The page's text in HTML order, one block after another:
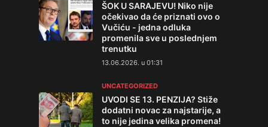
ŠOK U SARAJEVU! Niko nije
očekivao da će priznati ovo o
Vučiću - jedna odluka
promenila sve u poslednjem
trenutku
13.06.2026. u 01:31
UNCATEGORIZED
UVODI SE 13. PENZIJA? Stiže
dodatni novac za najstarije, a
to nije jedina velika promena!